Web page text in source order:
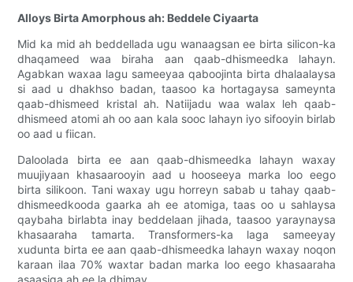
Alloys Birta Amorphous ah: Beddele Ciyaarta
Mid ka mid ah beddellada ugu wanaagsan ee birta silicon-ka
dhaqameed waa biraha aan qaab-dhismeedka lahayn.
Agabkan waxaa lagu sameeyaa qaboojinta birta dhalaalaysa
si aad u dhakhso badan, taasoo ka hortagaysa sameynta
qaab-dhismeed kristal ah. Natiijadu waa walax leh qaab-
dhismeed atomi ah oo aan kala sooc lahayn iyo sifooyin birlab
oo aad u fiican.
Daloolada birta ee aan qaab-dhismeedka lahayn waxay
muujiyaan khasaarooyin aad u hooseeya marka loo eego
birta silikoon. Tani waxay ugu horreyn sabab u tahay qaab-
dhismeedkooda gaarka ah ee atomiga, taas oo u sahlaysa
qaybaha birlabta inay beddelaan jihada, taasoo yaraynaysa
khasaaraha tamarta. Transformers-ka laga sameeyay
xudunta birta ee aan qaab-dhismeedka lahayn waxay noqon
karaan ilaa 70% waxtar badan marka loo eego khasaaraha